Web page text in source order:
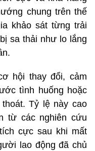
chung trên thế
khảo sát từng trải
sa thải như lo lắng
hội thay đổi, cảm
tình huống hoặc
Tỷ lệ này cao
từ các nghiên cứu
cực sau khi mất
lao động đã chủ